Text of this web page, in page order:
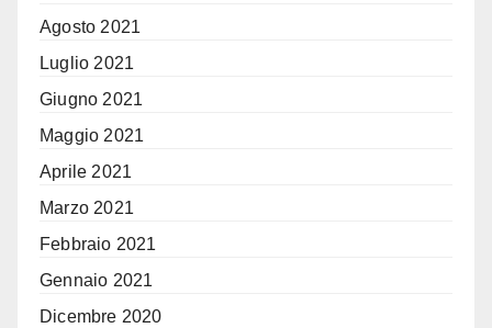
Agosto 2021
Luglio 2021
Giugno 2021
Maggio 2021
Aprile 2021
Marzo 2021
Febbraio 2021
Gennaio 2021
Dicembre 2020